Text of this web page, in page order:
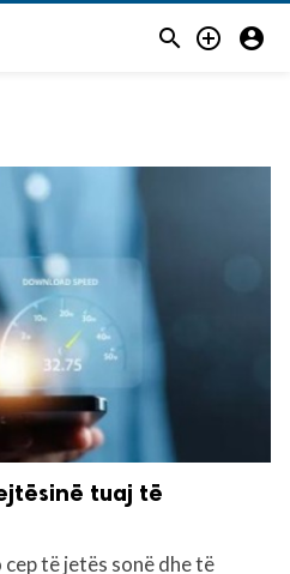
  
tuaj të
të jetës sonë dhe të